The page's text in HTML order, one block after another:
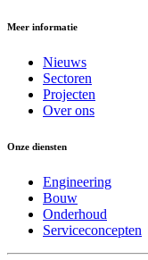
Meer informatie
Nieuws
Sectoren
Projecten
Over ons
Onze diensten
Engineering
Bouw
Onderhoud
Serviceconcepten